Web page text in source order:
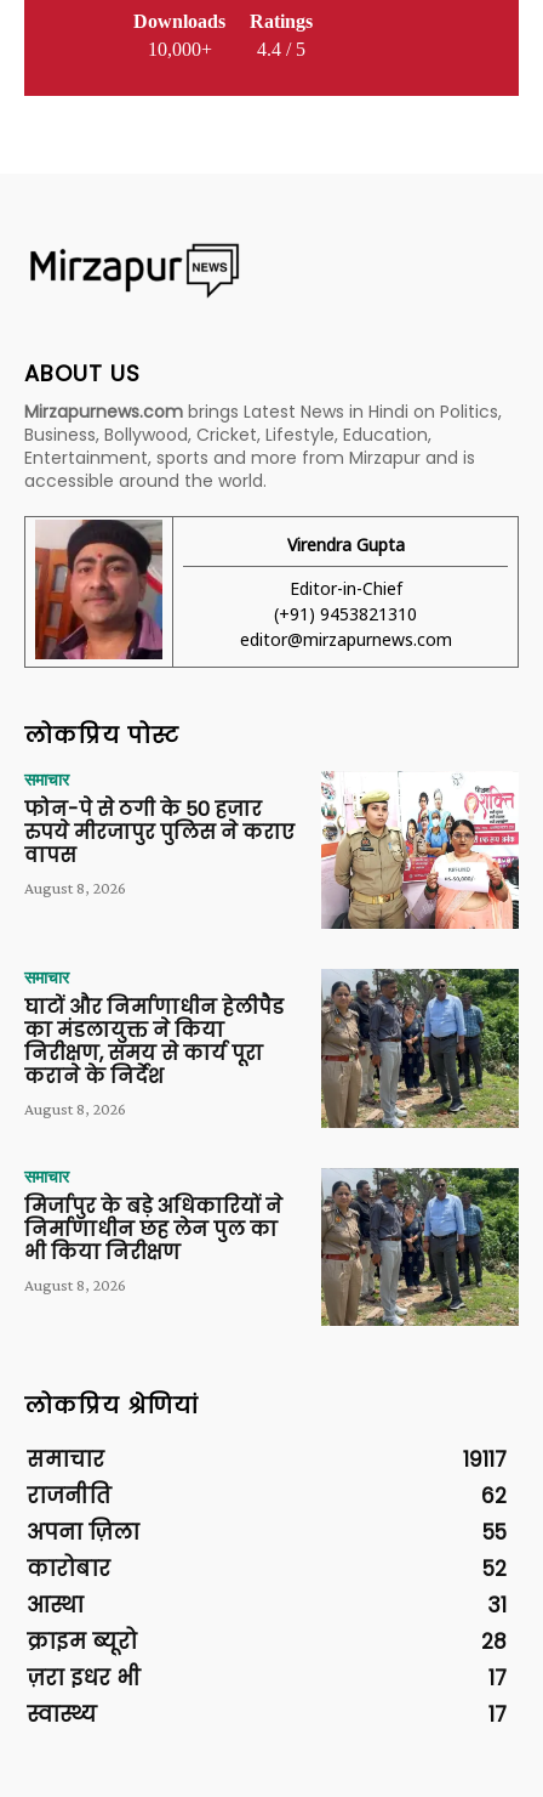
Downloads
10,000+
Ratings
4.4 / 5
ABOUT US
Mirzapurnews.com brings Latest News in Hindi on Politics,
Business, Bollywood, Cricket, Lifestyle, Education,
Entertainment, sports and more from Mirzapur and is
accessible around the world.
Virendra Gupta
Editor-in-Chief
(+91) 9453821310
editor@mirzapurnews.com
लोकप्रिय पोस्ट
समाचार
फोन-पे से ठगी के 50 हजार
रुपये मीरजापुर पुलिस ने कराए
वापस
August 8, 2026
समाचार
घाटों और निर्माणाधीन हेलीपैड
का मंडलायुक्त ने किया
निरीक्षण, समय से कार्य पूरा
कराने के निर्देश
August 8, 2026
समाचार
मिर्जापुर के बड़े अधिकारियों ने
निर्माणाधीन छह लेन पुल का
भी किया निरीक्षण
August 8, 2026
लोकप्रिय श्रेणियां
समाचार
19117
राजनीति
62
अपना ज़िला
55
कारोबार
52
आस्था
31
क्राइम ब्यूरो
28
ज़रा इधर भी
17
स्वास्थ्य
17